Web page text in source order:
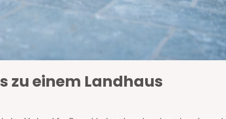
zu einem Landhaus